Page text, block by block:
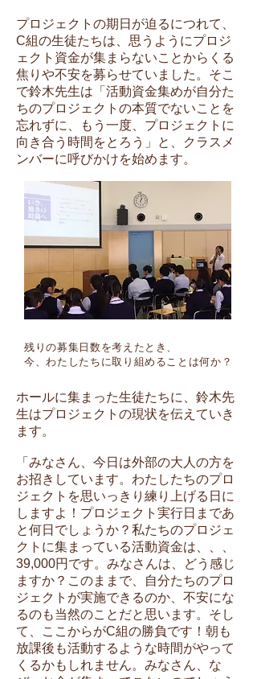
プロジェクトの期日が迫るにつれて、
C組の生徒たちは、思うようにプロジ
ェクト資金が集まらないことからくる
焦りや不安を募らせていました。そこ
で鈴木先生は「活動資金集めが自分た
ちのプロジェクトの本質でないことを
忘れずに、もう一度、プロジェクトに
向き合う時間をとろう」と、クラスメ
ンバーに呼びかけを始めます。
残りの募集日数を考えたとき、
今、わたしたちに取り組めることは何か？
ホールに集まった生徒たちに、鈴木先
生はプロジェクトの現状を伝えていき
ます。
「みなさん、今日は外部の大人の方を
お招きしています。わたしたちのプロ
ジェクトを思いっきり練り上げる日に
しますよ！プロジェクト実行日まであ
と何日でしょうか？私たちのプロジェ
クトに集まっている活動資金は、、、
39,000円です。みなさんは、どう感じ
ますか？このままで、自分たちのプロ
ジェクトが実施できるのか、不安にな
るのも当然のことだと思います。そし
て、ここからがC組の勝負です！朝も
放課後も活動するような時間がやって
くるかもしれません。みなさん、な